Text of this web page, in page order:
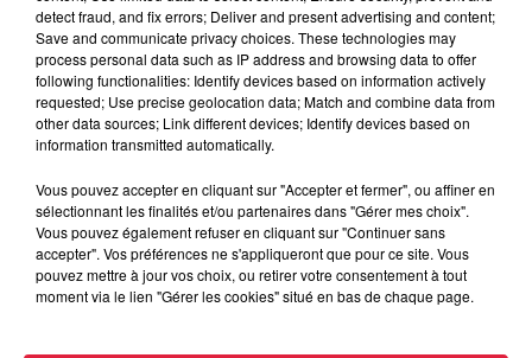
À Hoerdt, de l’eau brune sort des robinets
Depuis plusieurs jours, des habitants de Hoerdt ont vu de
l’eau brune s’écouler de leurs robinets. Face aux
nombreuses interrogations, la municipalité a pris...
detect fraud, and fix errors; Deliver and present advertising and content;
Save and communicate privacy choices. These technologies may
process personal data such as IP address and browsing data to offer
following functionalities: Identify devices based on information actively
requested; Use precise geolocation data; Match and combine data from
other data sources; Link different devices; Identify devices based on
information transmitted automatically.
Vous pouvez accepter en cliquant sur "Accepter et fermer", ou affiner en
sélectionnant les finalités et/ou partenaires dans "Gérer mes choix".
Vous pouvez également refuser en cliquant sur "Continuer sans
accepter". Vos préférences ne s'appliqueront que pour ce site. Vous
pouvez mettre à jour vos choix, ou retirer votre consentement à tout
moment via le lien "Gérer les cookies" situé en bas de chaque page.